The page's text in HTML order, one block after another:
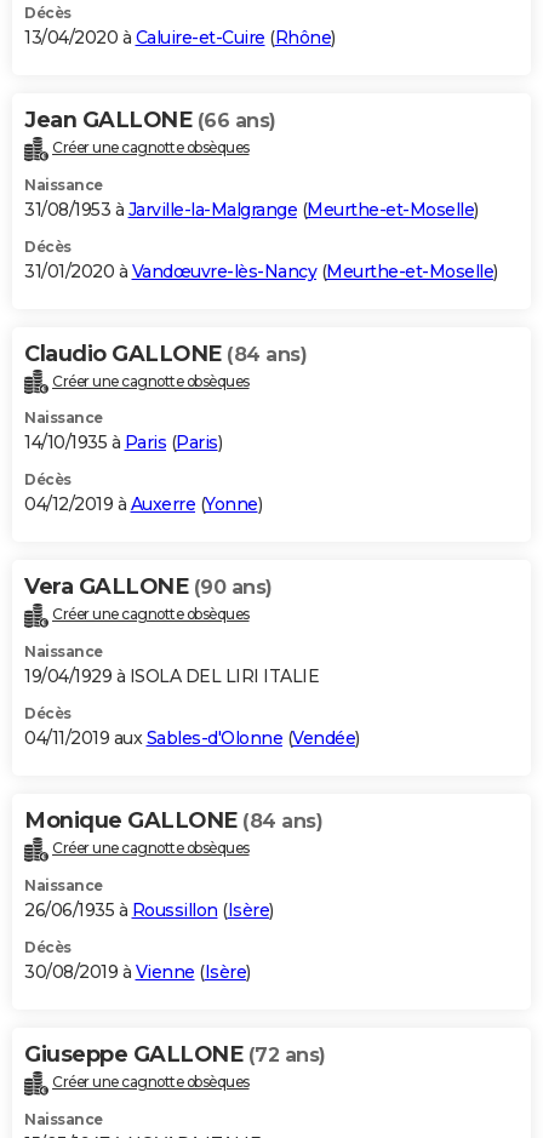
Décès
13/04/2020 à Caluire-et-Cuire (Rhône)
Jean GALLONE (66 ans)
Créer une cagnotte obsèques
Naissance
31/08/1953 à Jarville-la-Malgrange (Meurthe-et-Moselle)
Décès
31/01/2020 à Vandœuvre-lès-Nancy(Meurthe-et-Moselle)
Claudio GALLONE (84 ans)
Créer une cagnotte obsèques
Naissance
14/10/1935 à Paris (Paris)
Décès
04/12/2019 à Auxerre (Yonne)
Vera GALLONE (90 ans)
Créer une cagnotte obsèques
Naissance
19/04/1929 à ISOLA DEL LIRI ITALIE
Décès
04/11/2019 auxSables-d'Olonne (Vendée)
Monique GALLONE (84 ans)
Créer une cagnotte obsèques
Naissance
26/06/1935 à Roussillon (Isère)
Décès
30/08/2019 à Vienne (Isère)
Giuseppe GALLONE (72 ans)
Créer une cagnotte obsèques
Naissance